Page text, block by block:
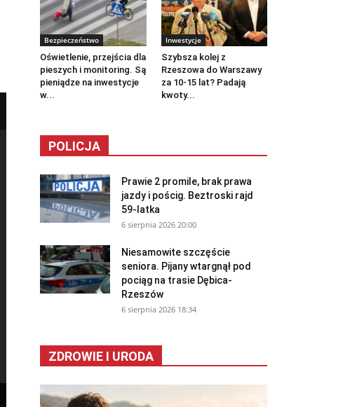
27.05.2026. Rzeszow. KP Siatkowka plazowa - cykl zawodow tj. Puchar Swiata, Mistrzostwa Polski oraz
Grzegorz Bukala / UM Rzeszow
Bezpieczeństwo
Oświetlenie, przejścia dla
pieszych i monitoring. Są
pieniądze na inwestycje
w...
Inwestycje
Szybsza kolej z
Rzeszowa do Warszawy
za 10-15 lat? Padają
kwoty...
POLICJA
Prawie 2 promile, brak prawa
jazdy i pościg. Beztroski rajd
59-latka
6 sierpnia 2026 20:00
Niesamowite szczęście
seniora. Pijany wtargnął pod
pociąg na trasie Dębica-
Rzeszów
6 sierpnia 2026 18:34
ZDROWIE I URODA